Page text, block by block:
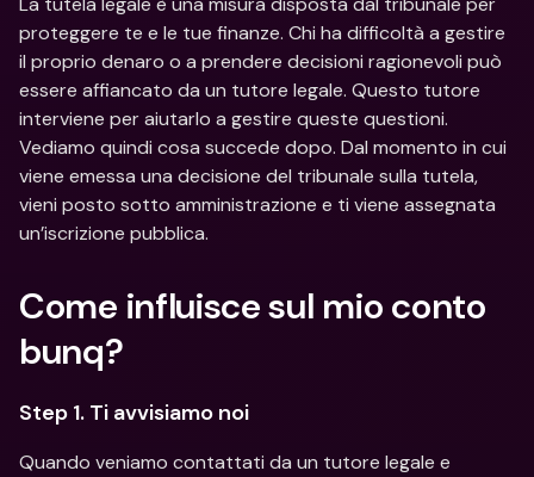
proteggere te e le tue finanze. Chi ha difficoltà a gestire
il proprio denaro o a prendere decisioni ragionevoli può
essere affiancato da un tutore legale. Questo tutore
interviene per aiutarlo a gestire queste questioni.
Vediamo quindi cosa succede dopo. Dal momento in cui
viene emessa una decisione del tribunale sulla tutela,
vieni posto sotto amministrazione e ti viene assegnata
un’iscrizione pubblica.
Come influisce sul mio conto
bunq?
Step 1. Ti avvisiamo noi
Quando veniamo contattati da un tutore legale e